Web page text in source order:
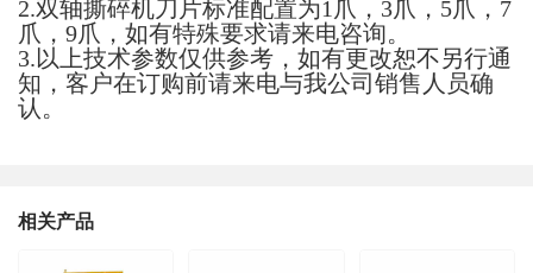
2.双轴撕碎机刀片标准配置为1爪，3爪，5爪，7
爪，9爪，如有特殊要求请来电咨询。
3.以上技术参数仅供参考，如有更改恕不另行通
知，客户在订购前请来电与我公司销售人员确
认。
相关产品